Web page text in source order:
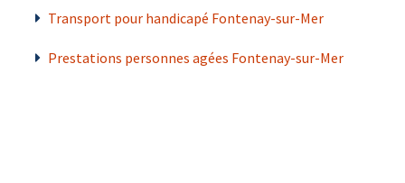
Transport pour handicapé Fontenay-sur-Mer
Prestations personnes agées Fontenay-sur-Mer